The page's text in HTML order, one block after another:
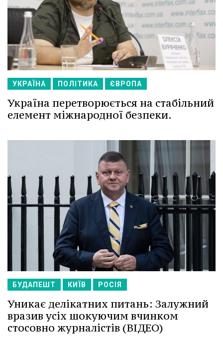
УКРАЇНА ПОЛІТИКА ЄВРОПА
Україна перетворюється на стабільний
елемент міжнародної безпеки.
БУДАПЕШТ КИЇВ РОСІЯ
Уникає делікатних питань: Залужний
вразив усіх шокуючим вчинком
стосовно журналістів (ВІДЕО)